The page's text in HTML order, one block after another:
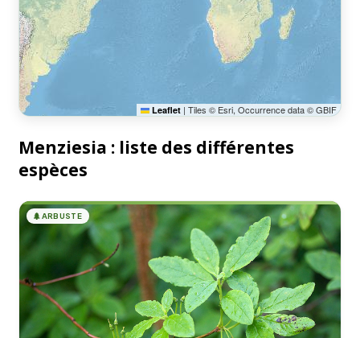
Leaflet | Tiles © Esri, Occurrence data © GBIF
Menziesia : liste des différentes
espèces
🌲ARBUSTE